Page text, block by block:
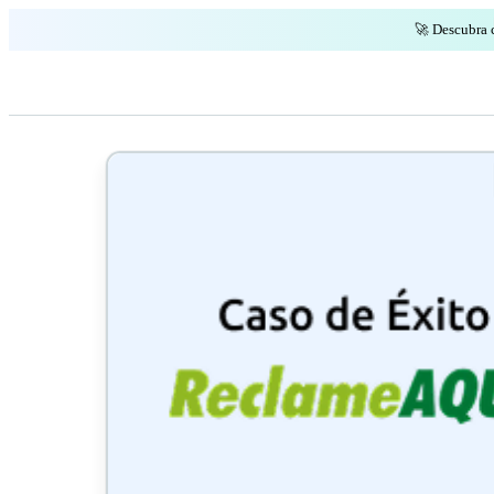
🚀 Descubra